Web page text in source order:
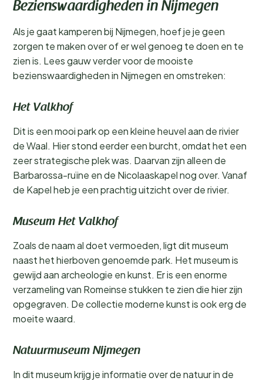
Bezienswaardigheden in Nijmegen
Als je gaat kamperen bij Nijmegen, hoef je je geen
zorgen te maken over of er wel genoeg te doen en te
zien is. Lees gauw verder voor de mooiste
bezienswaardigheden in Nijmegen en omstreken:
Het Valkhof
Dit is een mooi park op een kleine heuvel aan de rivier
de Waal. Hier stond eerder een burcht, omdat het een
zeer strategische plek was. Daarvan zijn alleen de
Barbarossa-ruïne en de Nicolaaskapel nog over. Vanaf
de Kapel heb je een prachtig uitzicht over de rivier.
Museum Het Valkhof
Zoals de naam al doet vermoeden, ligt dit museum
naast het hierboven genoemde park. Het museum is
gewijd aan archeologie en kunst. Er is een enorme
verzameling van Romeinse stukken te zien die hier zijn
opgegraven. De collectie moderne kunst is ook erg de
moeite waard.
Natuurmuseum Nijmegen
In dit museum krijg je informatie over de natuur in de